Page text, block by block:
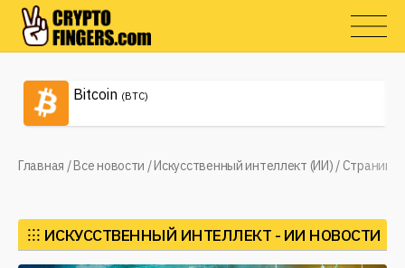
Bitcoin (BTC)
Главная /Все новости /Искусственный интеллект (ИИ) / Страница
⁝⁝⁝ ИСКУССТВЕННЫЙ ИНТЕЛЛЕКТ - ИИ НОВОСТИ